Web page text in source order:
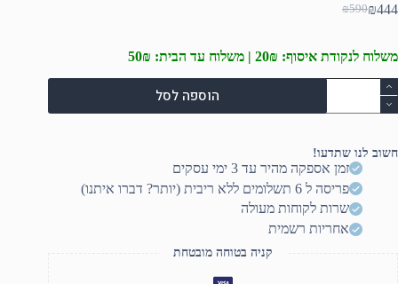
₪590
המחיר
היה:
₪590.
₪444 המחיר
הוא:
₪444.
משלוח לנקודת איסוף: 20₪ | משלוח עד הבית: 50₪
כמות
של
מסך
LED
MASTER
ZP2414
הוספה לסל
חשוב לנו שתדעו!
זמן אספקה מהיר עד 3 ימי עסקים
פריסה ל 6 תשלומים ללא ריבית (יותר? דברו איתנו)
שרות לקוחות מעולה
אחריות רשמית
קניה בטוחה מובטחת